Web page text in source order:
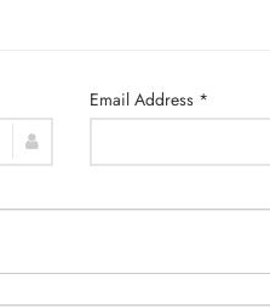
Email Address *